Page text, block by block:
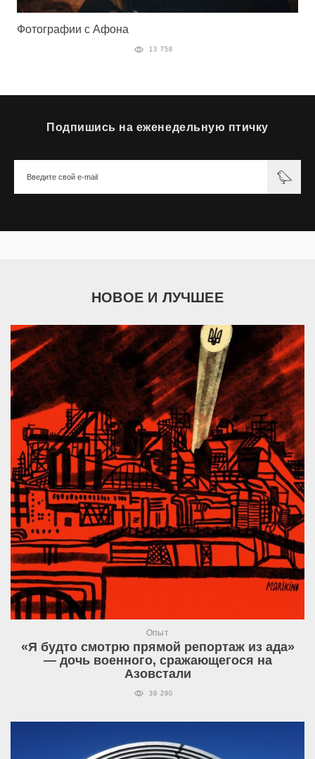
Фотографии с Афона
13 758
Подпишись на еженедельную птичку
НОВОЕ И ЛУЧШЕЕ
Опыт
«Я будто смотрю прямой репортаж из ада»
— дочь военного, сражающегося на
Азовстали
39 290